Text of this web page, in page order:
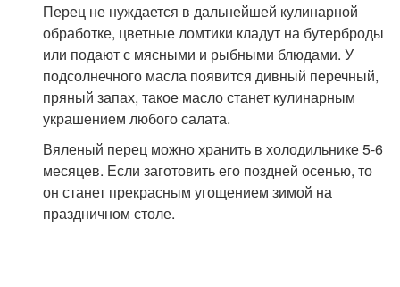
Перец не нуждается в дальнейшей кулинарной
обработке, цветные ломтики кладут на бутерброды
или подают с мясными и рыбными блюдами. У
подсолнечного масла появится дивный перечный,
пряный запах, такое масло станет кулинарным
украшением любого салата.
Вяленый перец можно хранить в холодильнике 5-6
месяцев. Если заготовить его поздней осенью, то
он станет прекрасным угощением зимой на
праздничном столе.